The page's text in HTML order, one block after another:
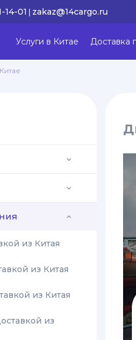
14-01 zakaz@14cargo.ru
Услуги в Китае Доставка
keyboard_arrow_down
keyboard_arrow_down
keyboard_arrow_down
из Китая
из Китая
из Китая
из